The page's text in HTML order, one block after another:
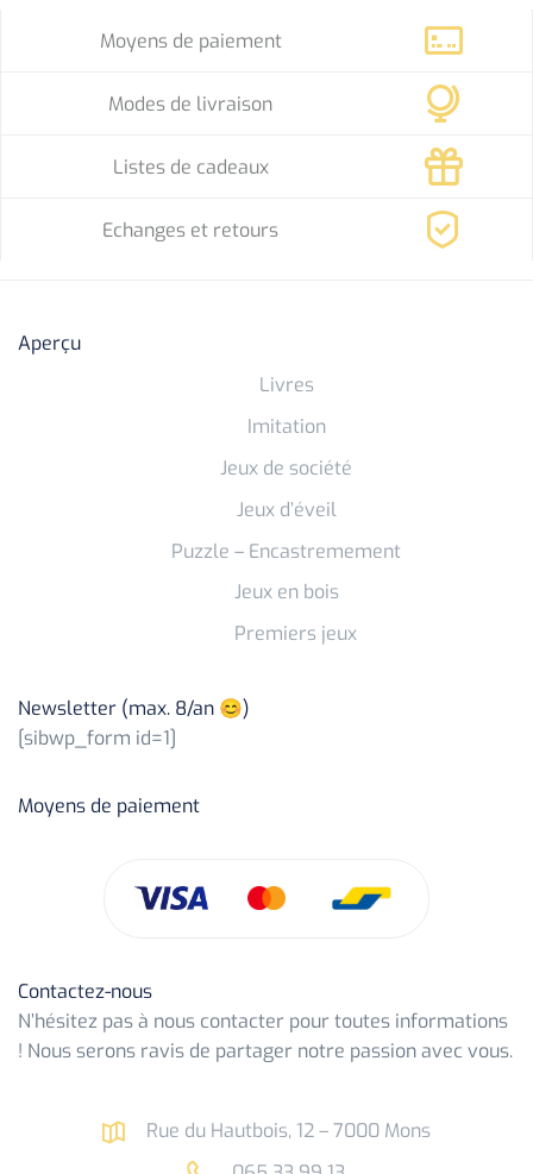
Moyens de paiement
Modes de livraison
Listes de cadeaux
Echanges et retours
Aperçu
Livres
Imitation
Jeux de société
Jeux d’éveil
Puzzle – Encastremement
Jeux en bois
Premiers jeux
Newsletter (max. 8/an 😊)
[sibwp_form id=1]
Moyens de paiement
Contactez-nous
N’hésitez pas à nous contacter pour toutes informations
! Nous serons ravis de partager notre passion avec vous.
Rue du Hautbois, 12 – 7000 Mons